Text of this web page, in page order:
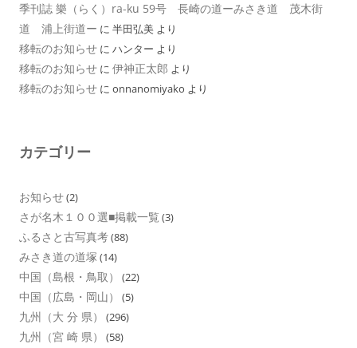
季刊誌 樂（らく）ra-ku 59号 長崎の道ーみさき道 茂木街
道 浦上街道ー に 半田弘美 より
移転のお知らせ に ハンター より
移転のお知らせ に 伊神正太郎 より
移転のお知らせ に onnanomiyako より
カテゴリー
お知らせ(2)
さが名木１００選■掲載一覧 (3)
ふるさと古写真考(88)
みさき道の道塚 (14)
中国（島根・鳥取） (22)
中国（広島・岡山） (5)
九州（大 分 県） (296)
九州（宮 崎 県） (58)